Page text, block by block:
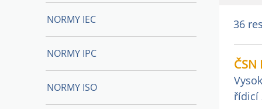
36
ČSN
řídicí
NORMY IEC
NORMY IPC
NORMY ISO